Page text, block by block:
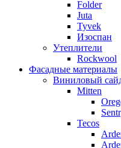
Folder
Juta
Tyvek
Изоспан
Утеплители
Rockwool
Фасадные материалы
Виниловый
Mitten
Tecos